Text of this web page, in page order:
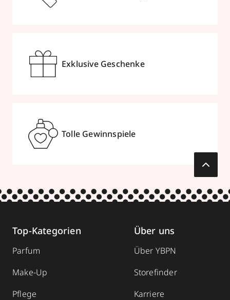
Exklusive Geschenke
Tolle Gewinnspiele
Top-Kategorien
Parfum
Make-Up
Pflege
Über uns
Über YBPN
Storefinder
Karriere